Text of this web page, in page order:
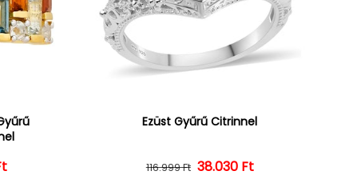
ár
Ezüst Gyűrű Citrinnel
Normál ár
116.999 Ft Kedvezményes ár
38.030 Ft